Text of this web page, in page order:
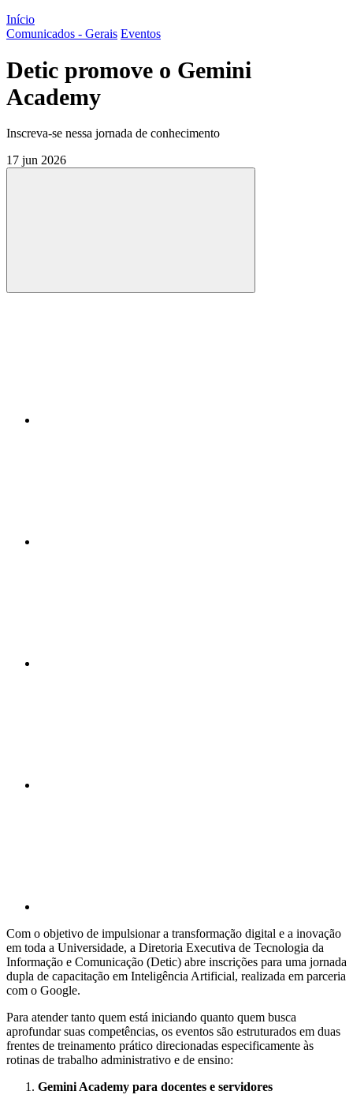
Início
Comunicados - Gerais Eventos
Detic promove o Gemini
Academy
Inscreva-se nessa jornada de conhecimento
17 jun 2026
Compartilhar
Com o objetivo de impulsionar a transformação digital e a inovação
em toda a Universidade, a Diretoria Executiva de Tecnologia da
Informação e Comunicação (Detic) abre inscrições para uma jornada
dupla de capacitação em Inteligência Artificial, realizada em parceria
com o Google.
Para atender tanto quem está iniciando quanto quem busca
aprofundar suas competências, os eventos são estruturados em duas
frentes de treinamento prático direcionadas especificamente às
rotinas de trabalho administrativo e de ensino:
Gemini Academy para docentes e servidores